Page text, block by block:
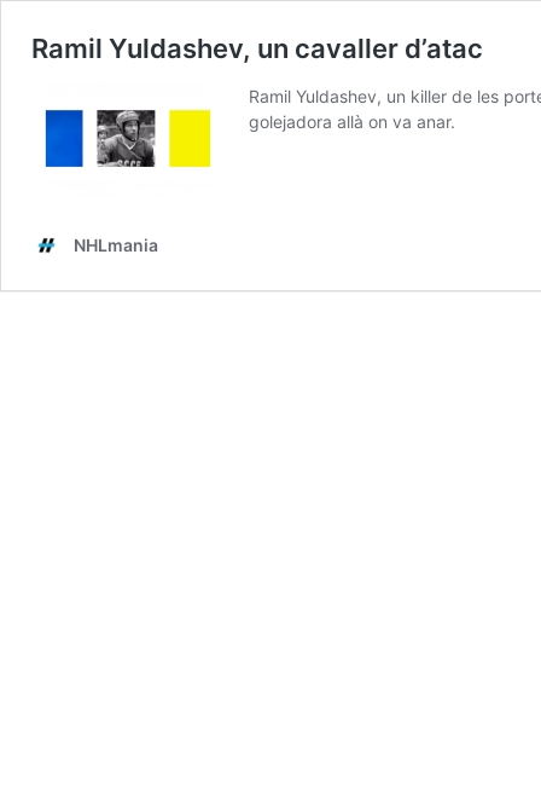
Ramil Yuldashev, un cavaller d’atac
Ramil Yuldashev, un killer de les
golejadora allà on va anar.
NHLmania